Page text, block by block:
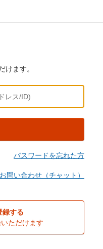
けます。
パスワードを忘れた方
問い合わせ（チャット）
録する
ただけます